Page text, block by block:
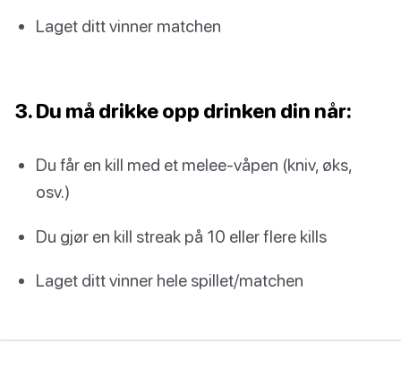
Laget ditt vinner matchen
3. Du må drikke opp drinken din når:
Du får en kill med et melee-våpen (kniv, øks,
osv.)
Du gjør en kill streak på 10 eller flere kills
Laget ditt vinner hele spillet/matchen